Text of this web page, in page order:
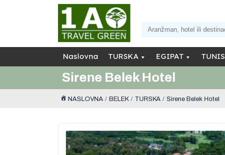
Naslovna TURSKA EGIPAT TUNIS
Sirene Belek Hotel
NASLOVNA BELEK TURSKA Sirene Belek Hotel